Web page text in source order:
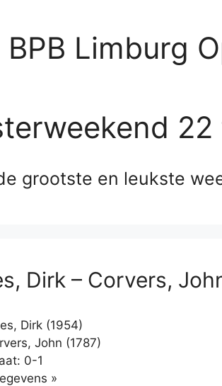
BPB Limburg
grootste en leukste
Dirk – Corvers,
Dirk (1954)
John (1787)
0-1
»